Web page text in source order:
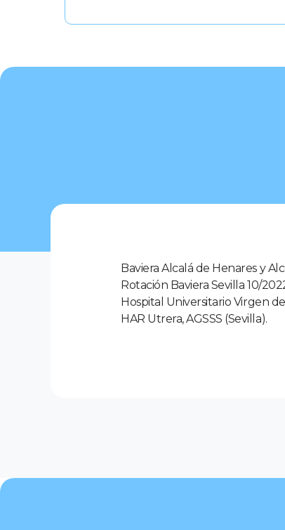
Baviera Alcalá de Henares y
Rotación Baviera Sevilla 10/
Hospital Universitario Virgen
HAR Utrera, AGSSS (Sevilla).